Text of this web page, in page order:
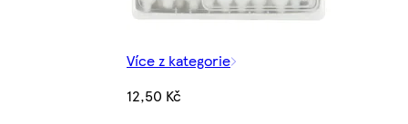
Více z kategorie
12,50 Kč